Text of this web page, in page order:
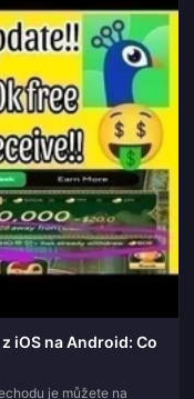
iOS na Android: Co
je můžete na